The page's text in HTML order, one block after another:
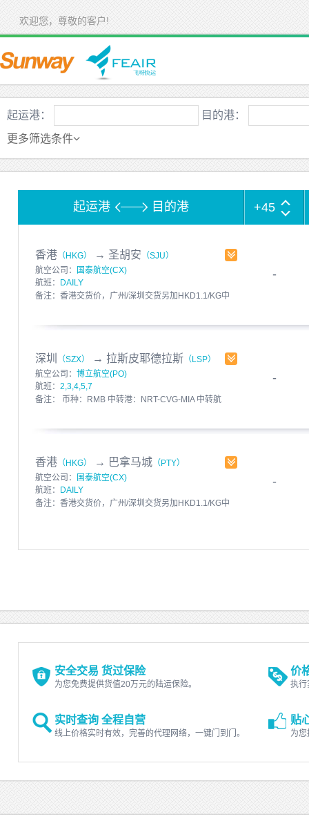
欢迎您，尊敬的客户!
起运港：
目的港：
更多筛选条件
起运港 目的港 +45
香港 （HKG） → 圣胡安 （SJU）
航空公司：
国泰航空(CX)
航班：
DAILY
备注：香港交货价，广州/深圳交货另加HKD1.1/KG中
HKD312/SHPT，另外如货物未贴锂电池标签，加收
AM 截单时间：12:00
发布人：飞呀快运 发布时间：2017-03-15
有效期至：2017-03-21
-
深圳 （SZX） → 拉斯皮耶德拉斯 （LSP）
航空公司： 博立航空(PO)
航班： 2,3,4,5,7
备注： 币种：RMB 中转港：NRT-CVG-MIA 中转航
发布人：飞呀快运 发布时间：2017-03-15
-
香港 （HKG） → 巴拿马城 （PTY）
航空公司：
国泰航空(CX)
航班：
DAILY
备注：香港交货价，广州/深圳交货另加HKD1.1/KG中
-
安全交易 货过保险
为您免费提供货值20万元的陆运保险。
价
执行
实时查询 全程自营
线上价格实时有效，完善的代理网络，一键门到门。
贴
为